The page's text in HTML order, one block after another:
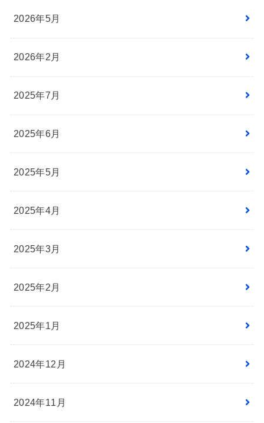
2026年5月
2026年2月
2025年7月
2025年6月
2025年5月
2025年4月
2025年3月
2025年2月
2025年1月
2024年12月
2024年11月